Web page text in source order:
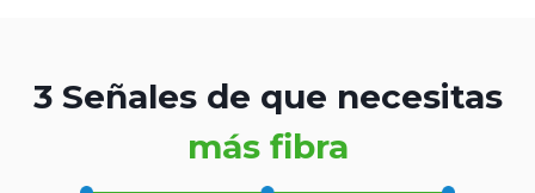
3 Señales de que necesitas
más fibra